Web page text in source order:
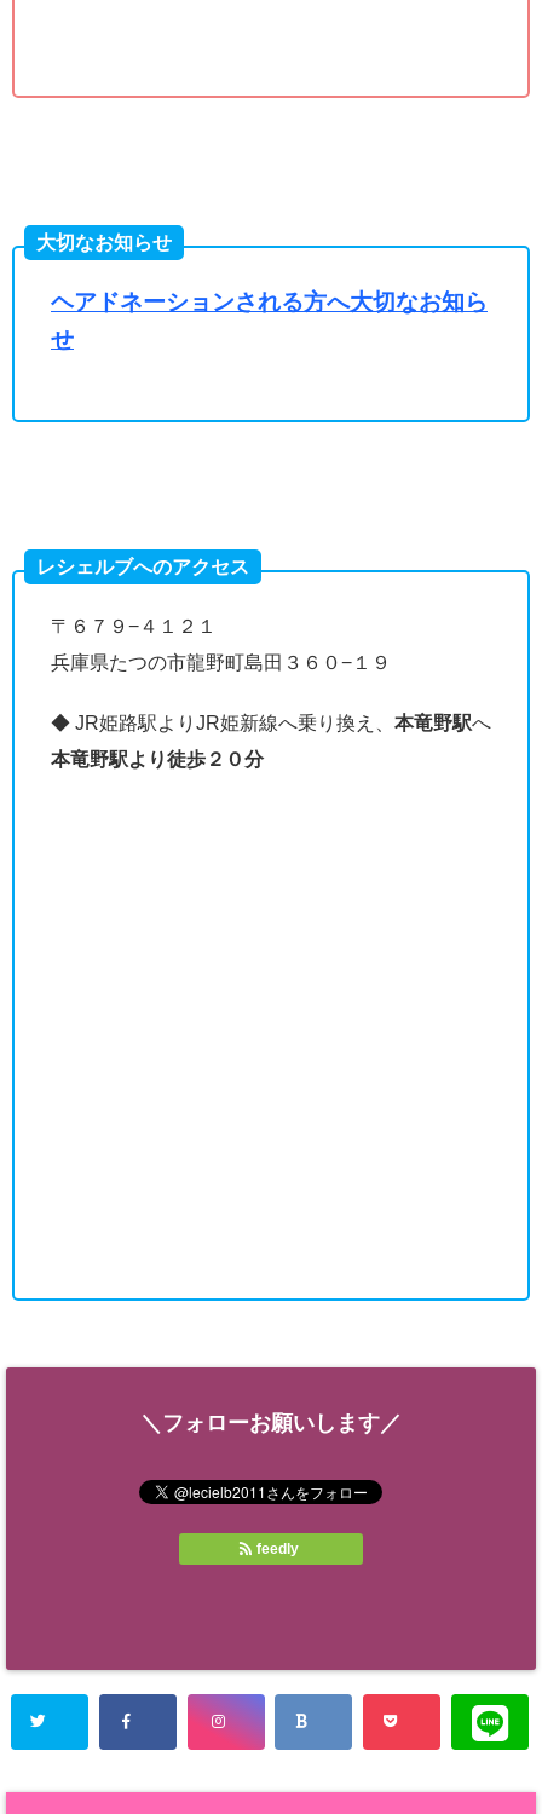
大切なお知らせ
ヘアドネーションされる方へ大切なお知ら
せ
レシェルブへのアクセス
〒６７９−４１２１
兵庫県たつの市龍野町島田３６０−１９
◆ JR姫路駅よりJR姫新線へ乗り換え、 本竜野駅へ
本竜野駅より徒歩２０分
＼フォローお願いします／
feedly